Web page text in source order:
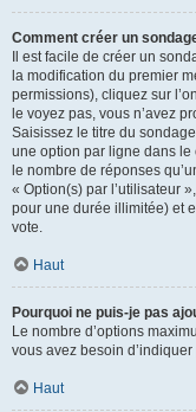
Comment créer un
Il est facile de créer un
la modification du premier
permissions), cliquez sur
le voyez pas, vous n’avez
Saisissez le titre du
une option par ligne dans
le nombre de réponses
« Option(s) par l’utilisateur
pour une durée illimitée) et
vote.
Haut
Pourquoi ne puis-je pas
Le nombre d’options
vous avez besoin
Haut